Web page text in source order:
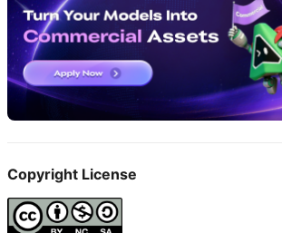
Copyright License